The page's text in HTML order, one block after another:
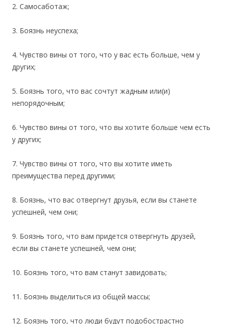
2. Самосаботаж;
3. Боязнь неуспеха;
4. Чувство вины от того, что у вас есть больше, чем у
других;
5. Боязнь того, что вас сочтут жадным или(и)
непорядочным;
6. Чувство вины от того, что вы хотите больше чем есть
у других;
7. Чувство вины от того, что вы хотите иметь
преимущества перед другими;
8. Боязнь, что вас отвергнут друзья, если вы станете
успешней, чем они;
9. Боязнь того, что вам придется отвергнуть друзей,
если вы станете успешней, чем они;
10. Боязнь того, что вам станут завидовать;
11. Боязнь выделиться из общей массы;
12. Боязнь того, что люди будут подобострастно